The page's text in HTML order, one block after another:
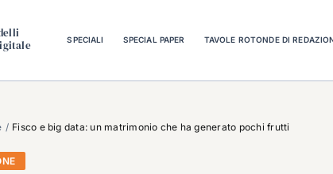
SPECIALI SPECIAL PAPER TAVOLE ROTONDE DI
Fisco e big data: un matrimonio che ha generato pochi frutti